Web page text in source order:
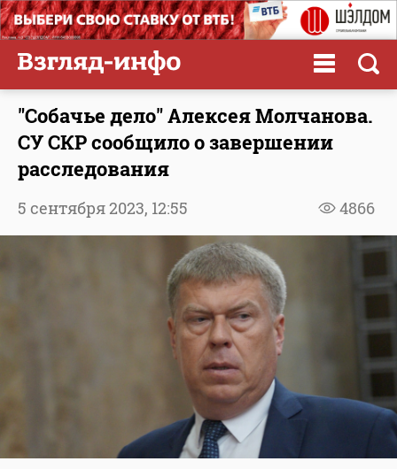
"Собачье дело" Алексея Молчанова.
СУ СКР сообщило о завершении
расследования
4866
5 сентября 2023, 12:55